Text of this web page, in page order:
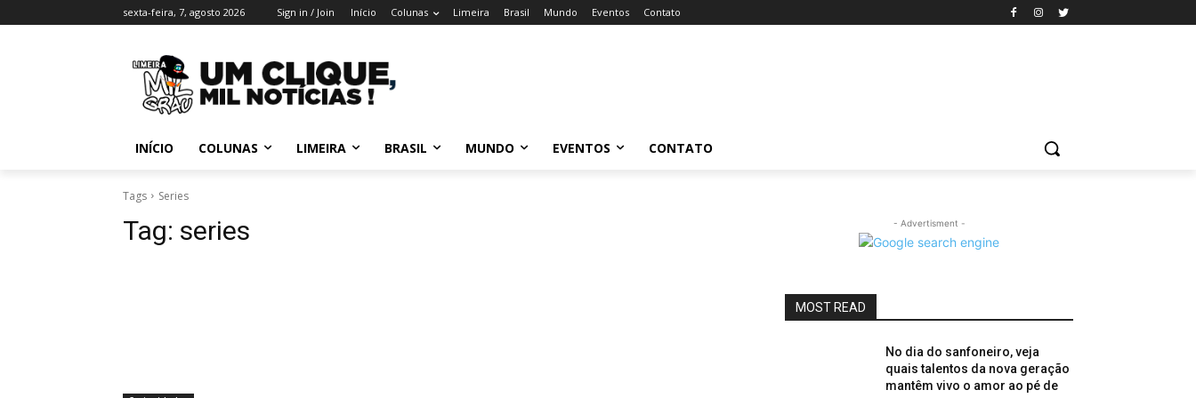
sexta-feira, 7, agosto 2026 Sign in / Join Início Colunas Limeira Brasil Mundo Eventos Contato
INÍCIO COLUNAS LIMEIRA BRASIL MUNDO EVENTOS CONTATO
Tags Series
Tag: series - Advertisment -
MOST READ
No dia do sanfoneiro, veja
quais talentos da nova geração
mantêm vivo o amor ao pé de